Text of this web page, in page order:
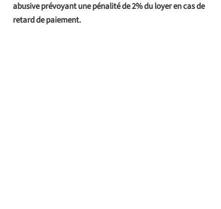
abusive prévoyant une pénalité de 2% du loyer en cas de
retard de paiement.